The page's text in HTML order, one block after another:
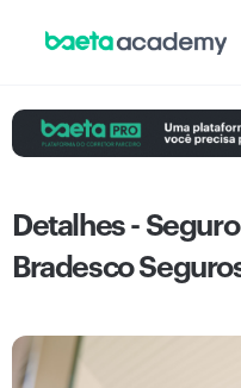
Detalhes -
Bradesco